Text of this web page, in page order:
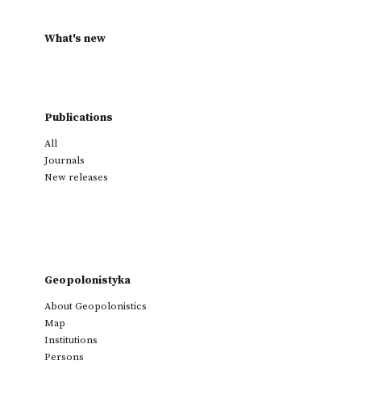
What's new
Publications
All
Journals
New releases
Geopolonistyka
About Geopolonistics
Map
Institutions
Persons